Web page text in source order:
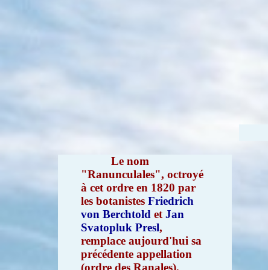
Le nom
"Ranunculales", octroyé
à cet ordre en 1820 par
les botanistesFriedrich
von Berchtold etJan
Svatopluk Presl,
remplace aujourd'hui sa
précédente appellation
(ordre des Ranales).